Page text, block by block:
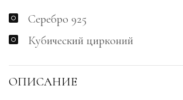
Серебро 925
Кубический цирконий
ОПИСАНИЕ